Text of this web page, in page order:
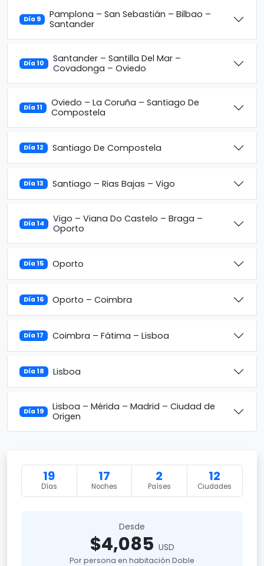
Día 9
Pamplona – San Sebastián – Bilbao –
Santander
Día 10
Santander – Santilla Del Mar –
Covadonga – Oviedo
Día 11
Oviedo – La Coruña – Santiago De
Compostela
Día 12 Santiago De Compostela
Día 13 Santiago – Rias Bajas – Vigo
Día 14
Vigo – Viana Do Castelo – Braga –
Oporto
Día 15 Oporto
Día 16 Oporto – Coimbra
Día 17 Coimbra – Fátima – Lisboa
Día 18 Lisboa
Día 19
Lisboa – Mérida – Madrid – Ciudad de
Origen
19
Días
17
Noches
2
Países
12
Ciudades
Desde
$4,085 USD
Por persona en habitación Doble